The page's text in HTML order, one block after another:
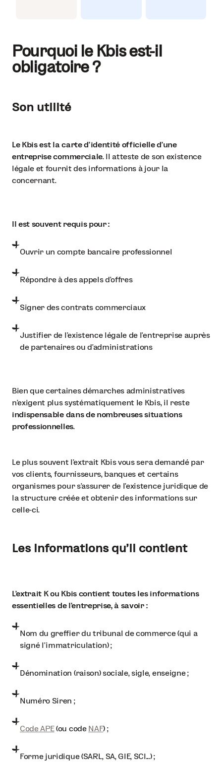
Pourquoi le Kbis est-il
obligatoire ?
Son utilité
Le Kbis est la carte d'identité officielle d'une
entreprise commerciale. Il atteste de son existence
légale et fournit des informations à jour la
concernant.
Il est souvent requis pour :
Ouvrir un compte bancaire professionnel
Répondre à des appels d'offres
Signer des contrats commerciaux
Justifier de l'existence légale de l'entreprise auprès
de partenaires ou d'administrations
Bien que certaines démarches administratives
n'exigent plus systématiquement le Kbis, il reste
indispensable dans de nombreuses situations
professionnelles.
Le plus souvent l’extrait Kbis vous sera demandé par
vos clients, fournisseurs, banques et certains
organismes pour s’assurer de l'existence juridique de
la structure créée et obtenir des informations sur
celle-ci.
Les informations qu’il contient
L’extrait K ou Kbis contient toutes les informations
essentielles de l’entreprise, à savoir :
Nom du greffier du tribunal de commerce (qui a
signé l'immatriculation) ;
Dénomination (raison) sociale, sigle, enseigne ;
Numéro Siren ;
Code APE(ou code NAF) ;
Forme juridique (SARL, SA, GIE, SCI...) ;